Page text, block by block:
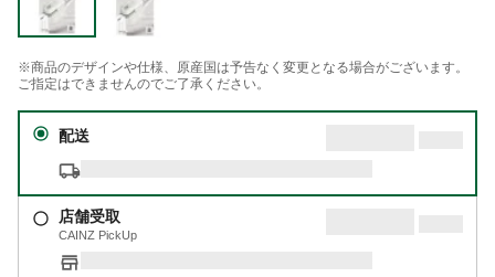
※商品のデザインや仕様、原産国は予告なく変更となる場合がございます。
ご指定はできませんのでご了承ください。
配送
店舗受取
CAINZ PickUp